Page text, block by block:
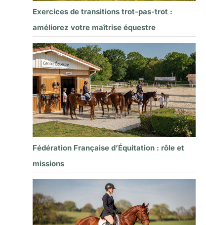
Exercices de transitions trot-pas-trot :
améliorez votre maîtrise équestre
Fédération Française d’Équitation : rôle et
missions